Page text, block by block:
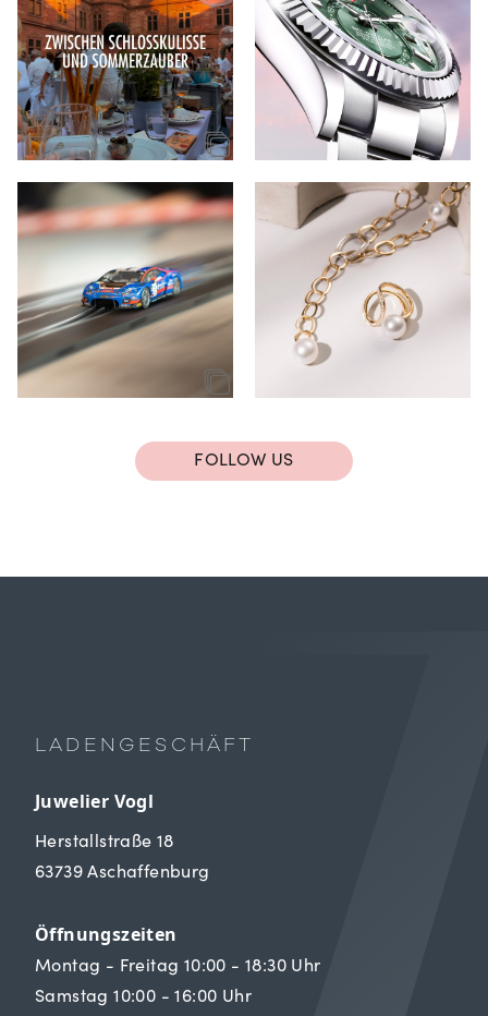
FOLLOW US
LADENGESCHÄFT
Juwelier Vogl
Herstallstraße 18
63739 Aschaffenburg
Öffnungszeiten
Montag - Freitag 10:00 - 18:30 Uhr
Samstag 10:00 - 16:00 Uhr